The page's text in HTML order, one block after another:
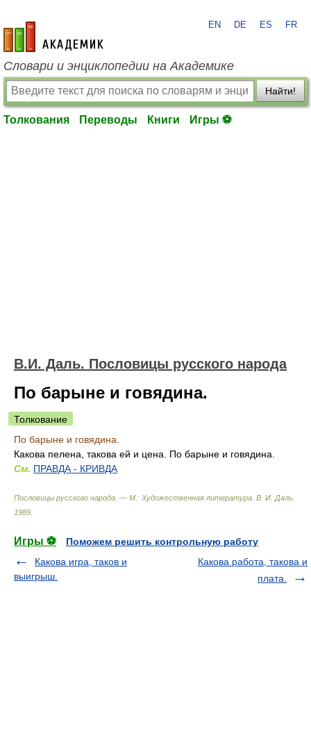
academic.ru
EN DE ES FR
Словари и энциклопедии на Академике
Найти!
Толкования Переводы Книги Игры ⚽
В.И. Даль. Пословицы русского народа
По барыне и говядина.
Толкование
По барыне и говядина.
Какова пелена, такова ей и цена. По барыне и говядина.
См. ПРАВДА - КРИВДА
Пословицы русского народа. — М.: Художественная литература В. И. Даль
1989
Игры ⚽
Поможем решить контрольную работу
Какова игра, таков и
выигрыш.
Какова работа, такова и
плата.